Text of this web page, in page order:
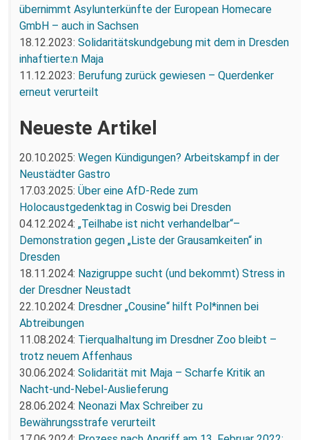
übernimmt Asylunterkünfte der European Homecare
GmbH – auch in Sachsen
18.12.2023: Solidaritätskundgebung mit dem in Dresden
inhaftierte:n Maja
11.12.2023: Berufung zurück gewiesen – Querdenker
erneut verurteilt
Neueste Artikel
20.10.2025: Wegen Kündigungen? Arbeitskampf in der
Neustädter Gastro
17.03.2025: Über eine AfD-Rede zum
Holocaustgedenktag in Coswig bei Dresden
04.12.2024: „Teilhabe ist nicht verhandelbar“–
Demonstration gegen „Liste der Grausamkeiten“ in
Dresden
18.11.2024: Nazigruppe sucht (und bekommt) Stress in
der Dresdner Neustadt
22.10.2024: Dresdner „Cousine“ hilft Pol*innen bei
Abtreibungen
11.08.2024: Tierqualhaltung im Dresdner Zoo bleibt –
trotz neuem Affenhaus
30.06.2024: Solidarität mit Maja – Scharfe Kritik an
Nacht-und-Nebel-Auslieferung
28.06.2024: Neonazi Max Schreiber zu
Bewährungsstrafe verurteilt